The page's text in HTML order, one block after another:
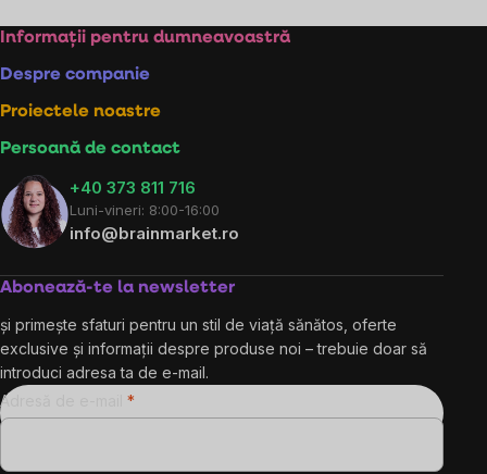
Subsol
Informații pentru dumneavoastră
Despre companie
Proiectele noastre
Persoană de contact
+40 373 811 716
Luni-vineri: 8:00-16:00
info@brainmarket.ro
Abonează-te la newsletter
și primește sfaturi pentru un stil de viață sănătos, oferte
exclusive și informații despre produse noi – trebuie doar să
introduci adresa ta de e-mail.
Adresă de e-mail